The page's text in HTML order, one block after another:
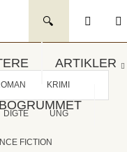
ARTIKLER
KRIMI
DIGTE UNG
FICTION